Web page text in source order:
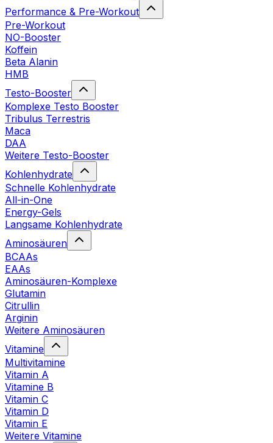
Performance & Pre-Workout
Pre-Workout
NO-Booster
Koffein
Beta Alanin
HMB
Testo-Booster
Komplexe Testo Booster
Tribulus Terrestris
Maca
DAA
Weitere Testo-Booster
Kohlenhydrate
Schnelle Kohlenhydrate
All-in-One
Energy-Gels
Langsame Kohlenhydrate
Aminosäuren
BCAAs
EAAs
Aminosäuren-Komplexe
Glutamin
Citrullin
Arginin
Weitere Aminosäuren
Vitamine
Multivitamine
Vitamin A
Vitamine B
Vitamin C
Vitamin D
Vitamin E
Weitere Vitamine